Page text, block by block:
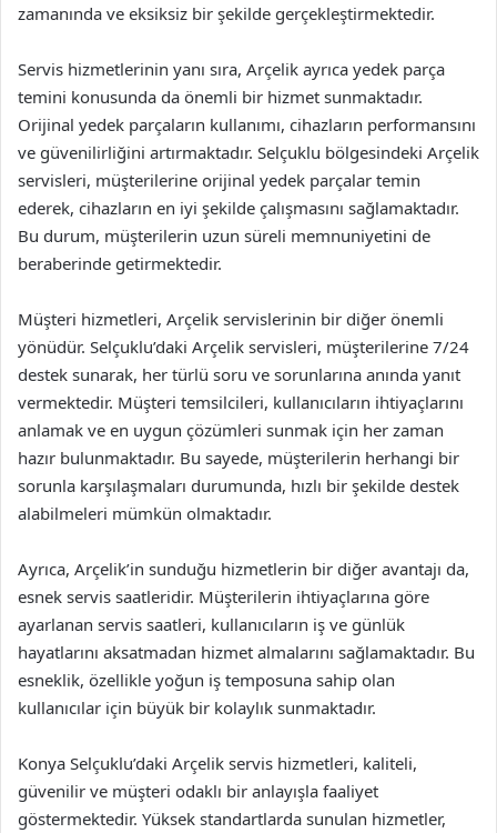
zamanında ve eksiksiz bir şekilde gerçekleştirmektedir.
Servis hizmetlerinin yanı sıra, Arçelik ayrıca yedek parça
temini konusunda da önemli bir hizmet sunmaktadır.
Orijinal yedek parçaların kullanımı, cihazların performansını
ve güvenilirliğini artırmaktadır. Selçuklu bölgesindeki Arçelik
servisleri, müşterilerine orijinal yedek parçalar temin
ederek, cihazların en iyi şekilde çalışmasını sağlamaktadır.
Bu durum, müşterilerin uzun süreli memnuniyetini de
beraberinde getirmektedir.
Müşteri hizmetleri, Arçelik servislerinin bir diğer önemli
yönüdür. Selçuklu’daki Arçelik servisleri, müşterilerine 7/24
destek sunarak, her türlü soru ve sorunlarına anında yanıt
vermektedir. Müşteri temsilcileri, kullanıcıların ihtiyaçlarını
anlamak ve en uygun çözümleri sunmak için her zaman
hazır bulunmaktadır. Bu sayede, müşterilerin herhangi bir
sorunla karşılaşmaları durumunda, hızlı bir şekilde destek
alabilmeleri mümkün olmaktadır.
Ayrıca, Arçelik’in sunduğu hizmetlerin bir diğer avantajı da,
esnek servis saatleridir. Müşterilerin ihtiyaçlarına göre
ayarlanan servis saatleri, kullanıcıların iş ve günlük
hayatlarını aksatmadan hizmet almalarını sağlamaktadır. Bu
esneklik, özellikle yoğun iş temposuna sahip olan
kullanıcılar için büyük bir kolaylık sunmaktadır.
Konya Selçuklu’daki Arçelik servis hizmetleri, kaliteli,
güvenilir ve müşteri odaklı bir anlayışla faaliyet
göstermektedir. Yüksek standartlarda sunulan hizmetler,